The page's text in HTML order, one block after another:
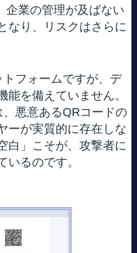
企業の管理が及ばない
なり、リスクはさらに
フォームですが、デ
能を備えていません。
悪意あるQRコードの
ーが実質的に存在しな
白」こそが、攻撃者に
いるのです。